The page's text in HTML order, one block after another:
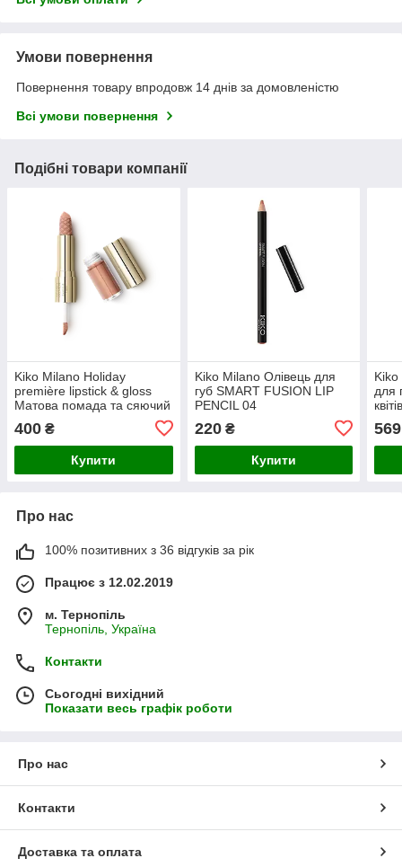
Умови повернення
Повернення товару впродовж 14 днів за домовленістю
Всі умови повернення
Подібні товари компанії
Kiko Milano Holiday
première lipstick & gloss
Матова помада та сяючий
400 ₴
Купити
Kiko Milano Олівець для
губ SMART FUSION LIP
PENCIL 04
220₴
Купити
для
569
Про нас
100% позитивних з 36 відгуків за рік
Працює з 12.02.2019
м. Тернопіль
Тернопіль, Україна
Контакти
Сьогодні вихідний
Показати весь графік роботи
Про нас
Контакти
Доставка та оплата